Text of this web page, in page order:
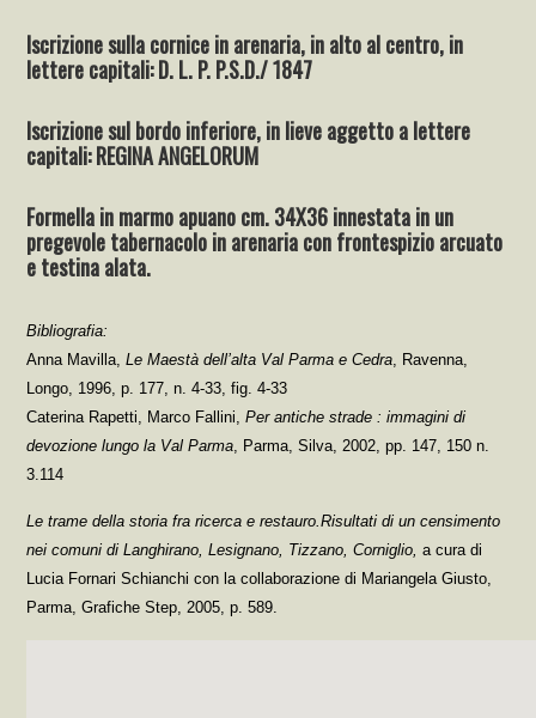
Iscrizione sulla cornice in arenaria, in alto al centro, in
lettere capitali: D. L. P. P.S.D./ 1847
Iscrizione sul bordo inferiore, in lieve aggetto a lettere
capitali: REGINA ANGELORUM
Formella in marmo apuano cm. 34X36 innestata in un
pregevole tabernacolo in arenaria con frontespizio arcuato
e testina alata.
Bibliografia:
Anna Mavilla,Le Maestà dell’alta Val Parma e Cedra , Ravenna,
Longo, 1996, p. 177, n. 4-33, fig. 4-33
Caterina Rapetti, Marco Fallini,Per antiche strade : immagini di
devozione lungo la Val Parma , Parma, Silva, 2002, pp. 147, 150 n.
3.114
Le trame della storia fra ricerca e restauro.Risultati di un censimento
nei comuni di Langhirano, Lesignano, Tizzano, Corniglio, a cura di
Lucia Fornari Schianchi con la collaborazione di Mariangela Giusto,
Parma, Grafiche Step, 2005, p. 589.